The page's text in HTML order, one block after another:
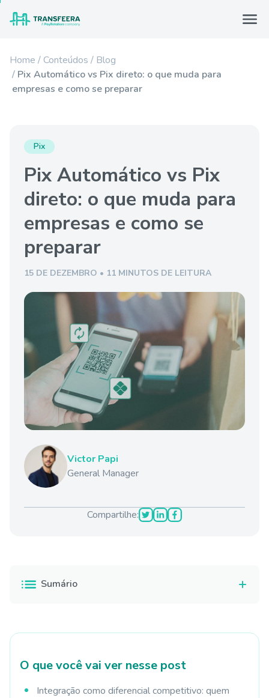
Home Conteúdos
Blog
Pix Automático vs Pix direto: o que muda para
empresas e como se preparar
Pix
Pix Automático vs Pix
direto: o que muda para
empresas e como se
preparar
15 DE DEZEMBRO • 11 MINUTOS DE LEITURA
Victor Papi
General Manager
Compartilhe:
Sumário
O que você vai ver nesse post
Integração como diferencial competitivo: quem